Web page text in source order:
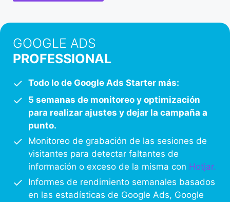
GOOGLE ADS
PROFESSIONAL
Todo lo de Google Ads Starter más:
5 semanas de monitoreo y optimización
para realizar ajustes y dejar la campaña a
punto.
Monitoreo de grabación de las sesiones de
visitantes para detectar faltantes de
información o exceso de la misma con Hotjar.
Informes de rendimiento semanales basados
en las estadísticas de Google Ads, Google